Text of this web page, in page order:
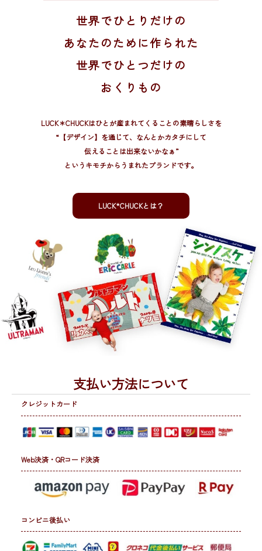
世界でひとりだけの
あなたのために作られた
世界でひとつだけの
おくりもの
LUCK＊CHUCKはひとが産まれてくることの素晴らしさを
“【デザイン】を通じて、 なんとかカタチにして
伝えることは出来ないかなぁ”
というキモチからうまれたブランドです。
LUCK*CHUCKとは？
支払い方法について
クレジットカード
Web決済・QRコード決済
コンビニ後払い